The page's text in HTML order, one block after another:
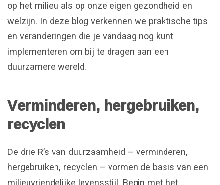
op het milieu als op onze eigen gezondheid en
welzijn. In deze blog verkennen we praktische tips
en veranderingen die je vandaag nog kunt
implementeren om bij te dragen aan een
duurzamere wereld.
Verminderen, hergebruiken,
recyclen
De drie R’s van duurzaamheid – verminderen,
hergebruiken, recyclen – vormen de basis van een
milieuvriendelijke levensstijl. Begin met het